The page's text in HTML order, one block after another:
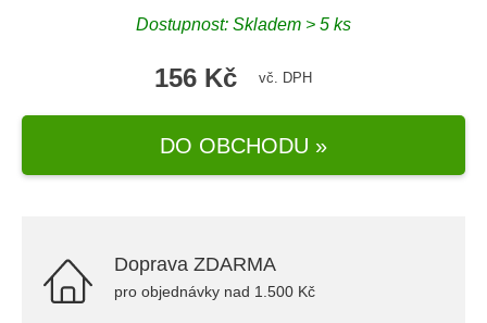
Dostupnost: Skladem > 5 ks
156 Kč vč. DPH
DO OBCHODU »
Doprava ZDARMA
pro objednávky nad 1.500 Kč